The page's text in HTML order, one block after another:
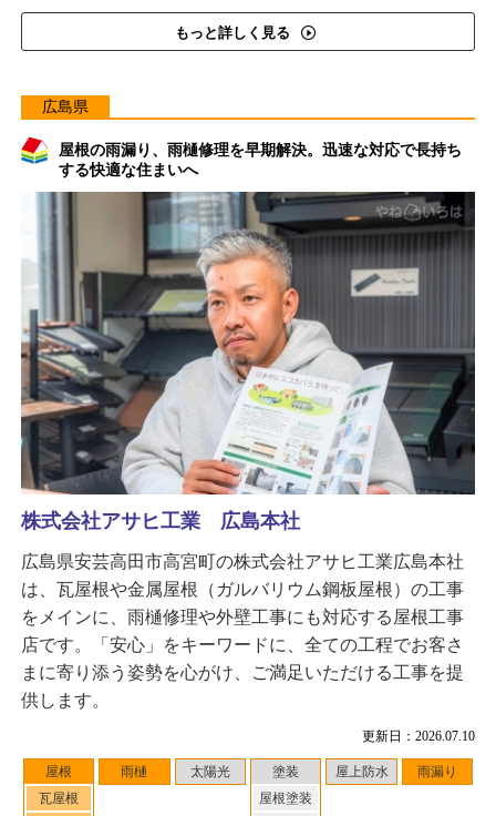
もっと詳しく見る
広島県
屋根の雨漏り、雨樋修理を早期解決。迅速な対応で長持ち
する快適な住まいへ
更新日：2026.07.10
屋根
瓦屋根
雨樋 太陽光
塗装
屋根塗装
屋上防水 雨漏り
株式会社アサヒ工業 広島本社
広島県安芸高田市高宮町の株式会社アサヒ工業広島本社
は、瓦屋根や金属屋根（ガルバリウム鋼板屋根）の工事
をメインに、雨樋修理や外壁工事にも対応する屋根工事
店です。「安心」をキーワードに、全ての工程でお客さ
まに寄り添う姿勢を心がけ、ご満足いただける工事を提
供します。